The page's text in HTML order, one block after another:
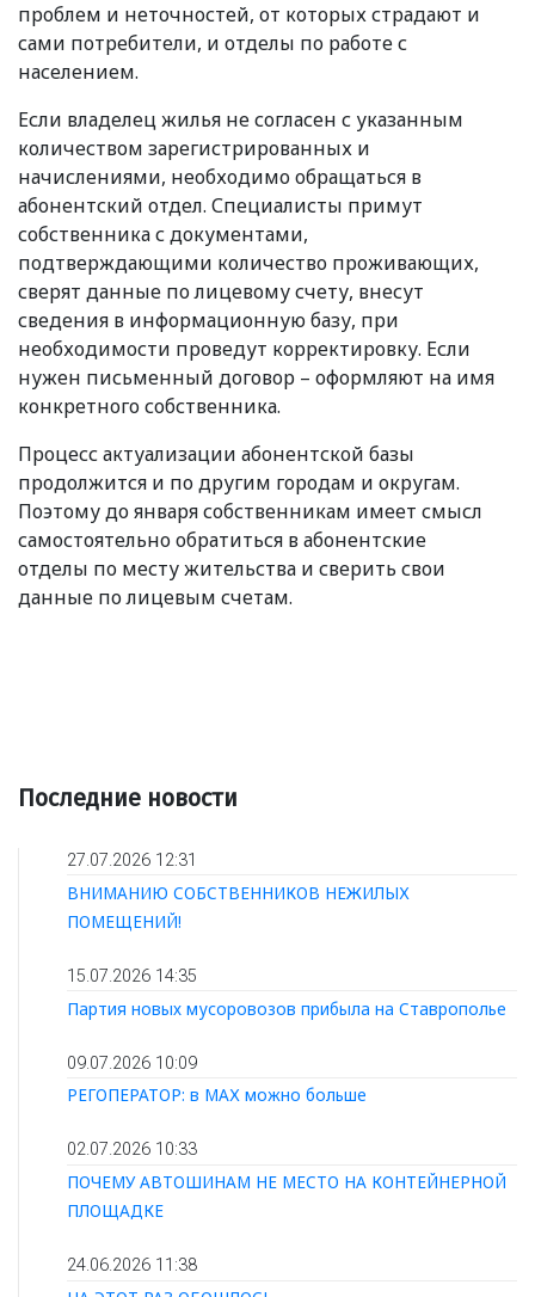
проблем и неточностей, от которых страдают и
сами потребители, и отделы по работе с
населением.
Если владелец жилья не согласен с указанным
количеством зарегистрированных и
начислениями, необходимо обращаться в
абонентский отдел. Специалисты примут
собственника с документами,
подтверждающими количество проживающих,
сверят данные по лицевому счету, внесут
сведения в информационную базу, при
необходимости проведут корректировку. Если
нужен письменный договор – оформляют на имя
конкретного собственника.
Процесс актуализации абонентской базы
продолжится и по другим городам и округам.
Поэтому до января собственникам имеет смысл
самостоятельно обратиться в абонентские
отделы по месту жительства и сверить свои
данные по лицевым счетам.
Последние новости
27.07.2026 12:31
ВНИМАНИЮ СОБСТВЕННИКОВ НЕЖИЛЫХ
ПОМЕЩЕНИЙ!
15.07.2026 14:35
Партия новых мусоровозов прибыла на Ставрополье
09.07.2026 10:09
РЕГОПЕРАТОР: в МАХ можно больше
02.07.2026 10:33
ПОЧЕМУ АВТОШИНАМ НЕ МЕСТО НА КОНТЕЙНЕРНОЙ
ПЛОЩАДКЕ
24.06.2026 11:38